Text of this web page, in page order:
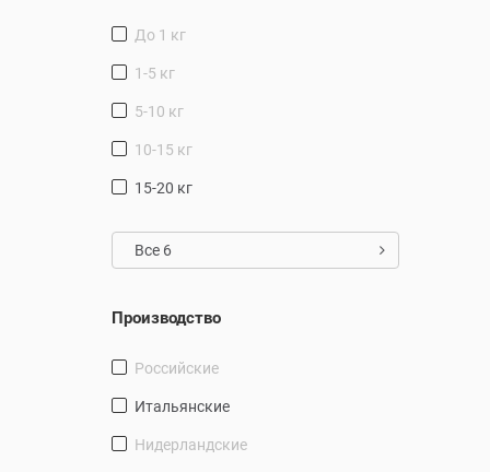
до 1 кг
1-5 кг
5-10 кг
10-15 кг
15-20 кг
Все 6
Производство
Российские
Итальянские
Нидерландские